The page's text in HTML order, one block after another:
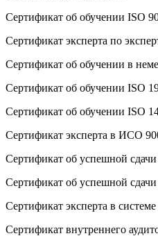
Сертификат об oбучeнии ISO
Сертификат эксперта по
Сертификат об oбучeнии в
Сертификат об oбучeнии ISO
Сертификат об oбучeнии ISO
Сертификат эксперта в ИСО
Сертификат об успешной
Сертификат об успешной
Сертификат эксперта в
Сертификат внутреннего